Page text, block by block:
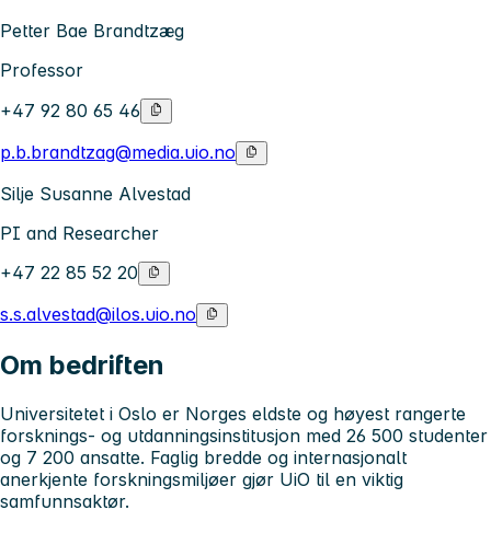
Petter Bae Brandtzæg
Professor
+47 92 80 65 46
p.b.brandtzag@media.uio.no
Silje Susanne Alvestad
PI and Researcher
+47 22 85 52 20
s.s.alvestad@ilos.uio.no
Om bedriften
Universitetet i Oslo er Norges eldste og høyest rangerte
forsknings- og utdanningsinstitusjon med 26 500 studenter
og 7 200 ansatte. Faglig bredde og internasjonalt
anerkjente forskningsmiljøer gjør UiO til en viktig
samfunnsaktør.